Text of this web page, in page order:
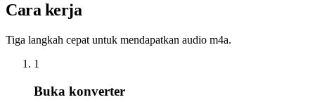
Cara kerja
Tiga langkah cepat untuk mendapatkan audio m4a.
1
Buka konverter